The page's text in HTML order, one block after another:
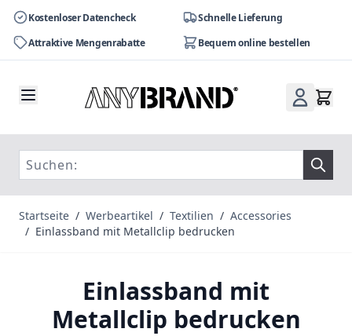
Kostenloser Datencheck
Schnelle Lieferung
Attraktive Mengenrabatte
Bequem online bestellen
Startseite / Werbeartikel / Textilien / Accessories
/ Einlassband mit Metallclip bedrucken
Einlassband mit
Metallclip bedrucken